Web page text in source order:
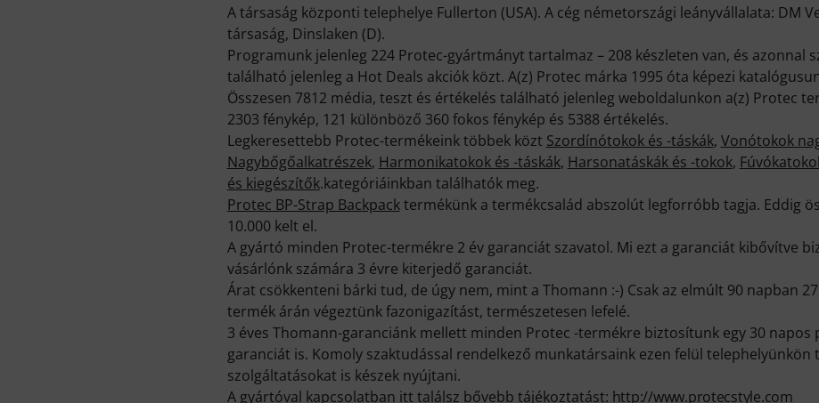
A társaság központi telephelye Fullerton (USA). A cég németországi leányvállalata: DM
társaság, Dinslaken (D).
Programunk jelenleg 224 Protec-gyártmányt tartalmaz – 208 készleten van, és azonnal
található jelenleg a Hot Deals akciók közt. A(z) Protec márka 1995 óta képezi
Összesen 7812 média, teszt és értékelés található jelenleg weboldalunkon a(z) Protec
2303 fénykép, 121 különböző 360 fokos fénykép és 5388 értékelés.
Legkeresettebb Protec-termékeink többek közt Szordínótokok és -táskák, Vonótokok
Nagybőgőalkatrészek, Harmonikatokok és -táskák, Harsonatáskák és -tokok,
és kiegészítők.kategóriáinkban találhatók meg.
Protec BP-Strap Backpacktermékünk a termékcsalád abszolút legforróbb tagja. Eddig
10.000 kelt el.
A gyártó minden Protec-termékre 2 év garanciát szavatol. Mi ezt a garanciát kibővítve
vásárlónk számára 3 évre kiterjedő garanciát.
Árat csökkenteni bárki tud, de úgy nem, mint a Thomann :-) Csak az elmúlt 90 napban
termék árán végeztünk fazonigazítást, természetesen lefelé.
3 éves Thomann-garanciánk mellett minden Protec -termékre biztosítunk egy 30 napos
garanciát is. Komoly szaktudással rendelkező munkatársaink ezen felül telephelyünkön
szolgáltatásokat is készek nyújtani.
A gyártóval kapcsolatban itt találsz bővebb tájékoztatást: http://www.protecstyle.com